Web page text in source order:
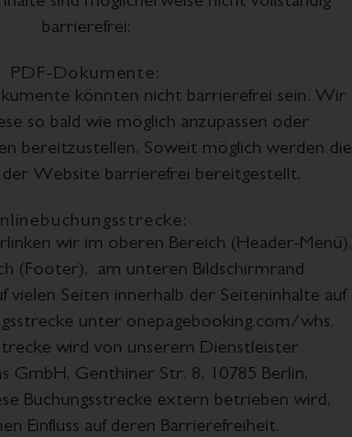
barrierefrei:
PDF-Dokumente:
könnten nicht barrierefrei sein. Wir
so bald wie möglich anzupassen oder
bereitzustellen. Soweit möglich werden die
der Website barrierefrei bereitgestellt.
wir im oberen Bereich (Header-Menü),
(Footer), am unteren Bildschirmrand
vielen Seiten innerhalb der Seiteninhalte auf
unter onepagebooking.com/whs.
wird von unserem Dienstleister
GmbH, Genthiner Str. 8, 10785 Berlin,
Buchungsstrecke extern betrieben wird,
Einfluss auf deren Barrierefreiheit.